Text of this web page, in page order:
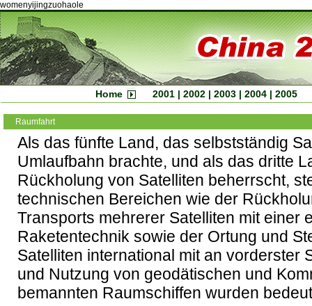
womenyijingzuohaole
Home 2001 | 2002 | 2003 | 2004 | 2005
Raumfahrt
Als das fünfte Land, das selbstständig
Umlaufbahn brachte, und als das dritte
Rückholung von Satelliten beherrscht,
technischen Bereichen wie der
Transports mehrerer Satelliten mit einer
Raketentechnik sowie der Ortung und
Satelliten international mit an vorderster
und Nutzung von geodätischen und
bemannten Raumschiffen wurden